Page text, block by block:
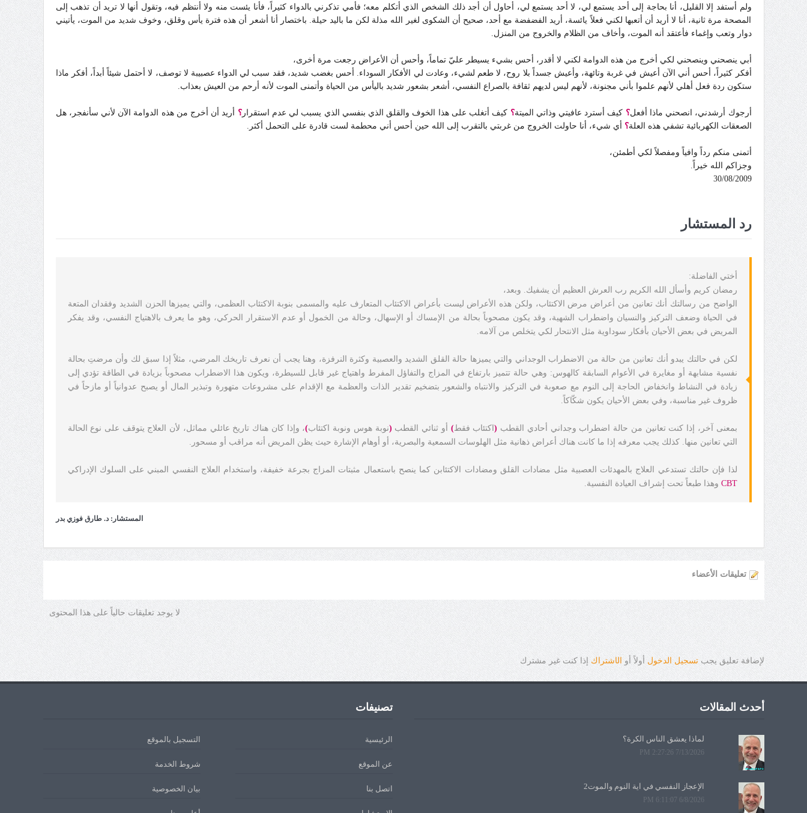
ولم أستفد إلا القليل، أنا بحاجة إلى أحد يستمع لي، لا أحد يستمع لي، أحاول أن أجد ذلك الشخص الذي أتكلم معه؛ فأمي تذكرني بالدواء كثيراً، فأنا يئست منه ولا أنتظم فيه، وتقول أنها لا تريد أن تذهب إلى
المصحة مرة ثانية، أنا لا أريد أن أتعبها لكني فعلاً يائسة، أريد الفضفضة مع أحد، صحيح أن الشكوى لغير الله مذلة لكن ما باليد حيلة. باختصار أنا أشعر أن هذه فترة يأس وقلق، وخوف شديد من الموت، يأتيني
دوار وتعب وإغماء فأعتقد أنه الموت، وأخاف من الظلام والخروج من المنزل.
أبي ينصحني وينصحني لكي أخرج من هذه الدوامة لكني لا أقدر، أحس بشيء يسيطر عليّ تماماً، وأحس أن الأعراض رجعت مرة أخرى،
أفكر كثيراً، أحس أني الآن أعيش في غربة وتائهة، وأعيش جسداً بلا روح، لا طعم لشيء، وعادت لي الأفكار السوداء. أحس بغضب شديد، فقد سبب لي الدواء عصبيبة لا توصف، لا أحتمل شيئاً أبداً، أفكر ماذا
ستكون ردة فعل أهلي لأنهم علموا بأني مجنونة، لأنهم ليس لديهم ثقافة بالصراع النفسي، أشعر بشعور شديد باليأس من الحياة وأتمنى الموت لأنه أرحم من العيش بعذاب.
أرجوك أرشدني، انصحني ماذا أفعل؟ كيف أسترد عافيتي وذاتي الميتة؟ كيف أتغلب على هذا الخوف والقلق الذي بنفسي الذي يسبب لي عدم استقرار؟ أريد أن أخرج من هذه الدوامة الآن لأني سأنفجر، هل
الصعقات الكهربائية تشفي هذه العلة؟ أي شيء، أنا حاولت الخروج من غربتي بالتقرب إلى الله حين أحس أني محطمة لست قادرة على التحمل أكثر.
أتمنى منكم رداً وافياً ومفصلاً لكي أطمئن،
وجزاكم الله خيراً.
30/08/2009
رد المستشار
أختي الفاضلة:
رمضان كريم وأسأل الله الكريم رب العرش العظيم أن يشفيك. وبعد،
الواضح من رسالتك أنك تعانين من أعراض مرض الاكتئاب، ولكن هذه الأعراض ليست بأعراض الاكتئاب المتعارف عليه والمسمى بنوبة الاكتئاب العظمى، والتي يميزها الحزن الشديد وفقدان المتعة
في الحياة وضعف التركيز والنسيان واضطراب الشهية، وقد يكون مصحوباً بحالة من الإمساك أو الإسهال، وحالة من الخمول أو عدم الاستقرار الحركي، وهو ما يعرف بالاهتياج النفسي، وقد يفكر
المريض في بعض الأحيان بأفكار سوداوية مثل الانتحار لكي يتخلص من آلامه.
لكن في حالتك يبدو أنك تعانين من حالة من الاضطراب الوجداني والتي يميزها حالة القلق الشديد والعصبية وكثرة النرفزة، وهنا يجب أن نعرف تاريخك المرضي، مثلاً إذا سبق لك وأن مرضتِ بحالة
نفسية مشابهة أو مغايرة في الأعوام السابقة كالهوس: وهي حالة تتميز بارتفاع في المزاج والتفاؤل المفرط واهتياج غير قابل للسيطرة، ويكون هذا الاضطراب مصحوباً بزيادة في الطاقة تؤدي إلى
زيادة في النشاط وانخفاض الحاجة إلى النوم مع صعوبة في التركيز والانتباه والشعور بتضخيم تقدير الذات والعظمة مع الإقدام على مشروعات متهورة وتبذير المال أو يصبح عدوانياً أو مازحاً في
ظروف غير مناسبة، وفي بعض الأحيان يكون شكّاكاً.
بمعنى آخر، إذا كنت تعانين من حالة اضطراب وجداني أحادي القطب (اكتئاب فقط) أو ثنائي القطب (نوبة هوس ونوبة اكتئاب)، وإذا كان هناك تاريخ عائلي مماثل، لأن العلاج يتوقف على نوع الحالة
التي تعانين منها. كذلك يجب معرفه إذا ما كانت هناك أعراض ذهانية مثل الهلوسات السمعية والبصرية، أو أوهام الإشارة حيث يظن المريض أنه مراقب أو مسحور.
لذا فإن حالتك تستدعي العلاج بالمهدئات العصبية مثل مضادات القلق ومضادات الاكتئابن كما ينصح باستعمال مثبتات المزاج بجرعة خفيفة، واستخدام العلاج النفسي المبني على السلوك الإدراكي
CBT وهذا طبعاً تحت إشراف العيادة النفسية.
المستشار: د. طارق فوزي بدر
تعليقات الأعضاء
لا يوجد تعليقات حالياً على هذا المحتوى
لإضافة تعليق يجبتسجيل الدخولأولاً أوالاشتراكإذا كنت غير مشترك
أحدث المقالات
لماذا يعشق الناس الكرة؟
7/13/2026 2:27:26 PM
الإعجاز النفسي في آية النوم والموت2
6/8/2026 6:11:07 PM
تصنيفات
الرئيسية التسجيل بالموقع
عن الموقع شروط الخدمة
اتصل بنا بيان الخصوصية